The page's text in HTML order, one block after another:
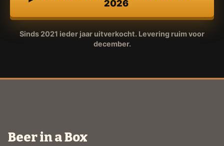
2026
Sinds 2021 ieder jaar uitverkocht. Levering ruim voor
december.
Beer in a Box